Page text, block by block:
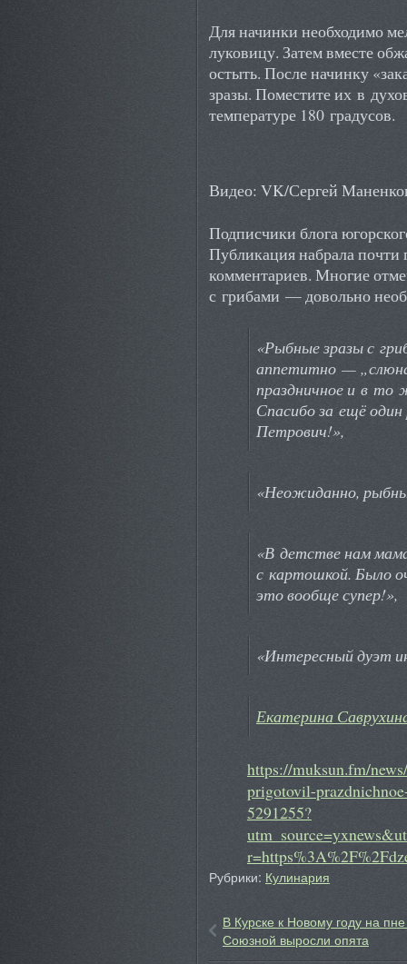
Для начинки необходимо
луковицу. Затем вместе
остыть. После начинку
зразы. Поместите их в
температуре 180 градусов.
Видео: VK/Сергей
Подписчики блога
Публикация набрала почти
комментариев. Многие
с грибами — довольно
«Рыбные зразы с
аппетитно —
праздничное и в то
Спасибо за ещё один
Петрович!»,
«Неожиданно,
«В детстве нам
с картошкой. Было
это вообще супер!»,
«Интересный дуэт
Екатерина
https://muksun.fm/
prigotovil-
5291255?
Рубрики: Кулинария
В Курске к Новому году на
Союзной выросли опята